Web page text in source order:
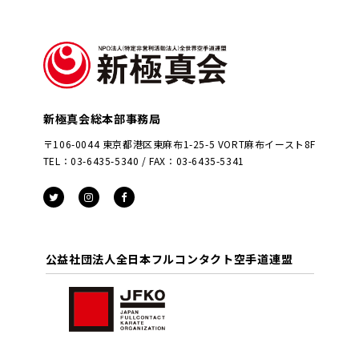
新極真会総本部事務局
〒106-0044 東京都港区東麻布1-25-5 VORT麻布イースト8F
TEL：03-6435-5340 / FAX：03-6435-5341
公益社団法人全日本フルコンタクト空手道連盟